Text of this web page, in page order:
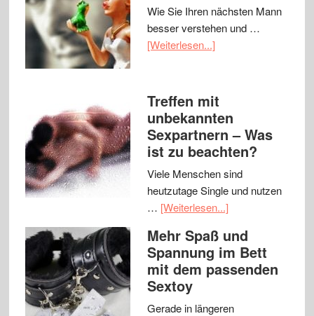
Wie Sie Ihren nächsten Mann
besser verstehen und …
[Weiterlesen...]
Treffen mit
unbekannten
Sexpartnern – Was
ist zu beachten?
Viele Menschen sind
heutzutage Single und nutzen
… [Weiterlesen...]
Mehr Spaß und
Spannung im Bett
mit dem passenden
Sextoy
Gerade in längeren